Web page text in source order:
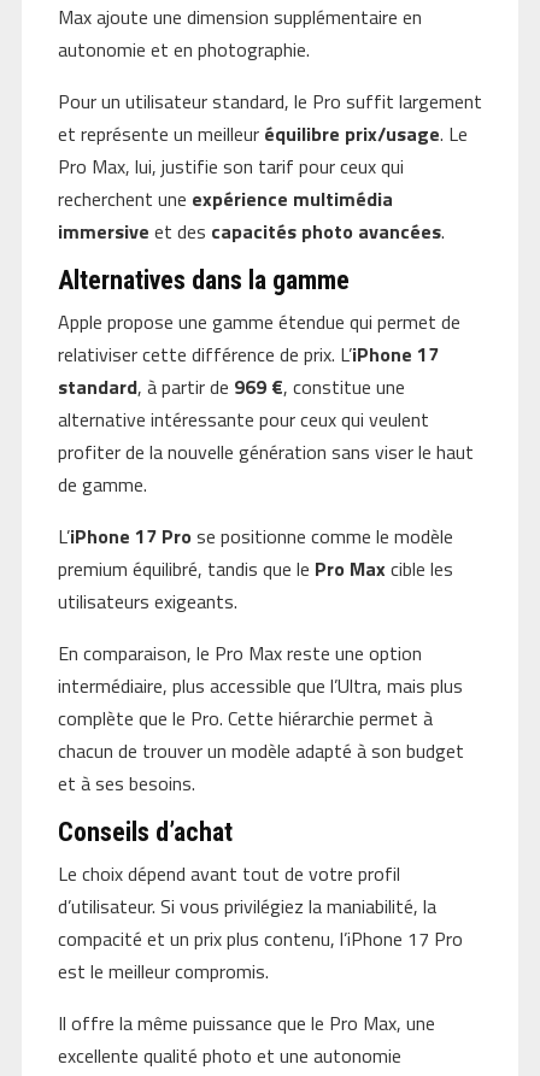
Max ajoute une dimension supplémentaire en
autonomie et en photographie.
Pour un utilisateur standard, le Pro suffit largement
et représente un meilleur équilibre prix/usage. Le
Pro Max, lui, justifie son tarif pour ceux qui
recherchent une expérience multimédia
immersive et des capacités photo avancées.
Alternatives dans la gamme
Apple propose une gamme étendue qui permet de
relativiser cette différence de prix. L’iPhone 17
standard, à partir de 969 €, constitue une
alternative intéressante pour ceux qui veulent
profiter de la nouvelle génération sans viser le haut
de gamme.
L’iPhone 17 Pro se positionne comme le modèle
premium équilibré, tandis que le Pro Maxcible les
utilisateurs exigeants.
En comparaison, le Pro Max reste une option
intermédiaire, plus accessible que l’Ultra, mais plus
complète que le Pro. Cette hiérarchie permet à
chacun de trouver un modèle adapté à son budget
et à ses besoins.
Conseils d’achat
Le choix dépend avant tout de votre profil
d’utilisateur. Si vous privilégiez la maniabilité, la
compacité et un prix plus contenu, l’iPhone 17 Pro
est le meilleur compromis.
Il offre la même puissance que le Pro Max, une
excellente qualité photo et une autonomie